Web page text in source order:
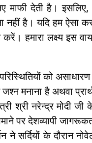
माफी देती है।
नहीं है। यदि हम ऐसा
हमारा लक्ष्य इस
को
मनाना है अथवा
श्री नरेन्द्र मोदी
पर देशव्यापी
ने सर्दियों के दौरान